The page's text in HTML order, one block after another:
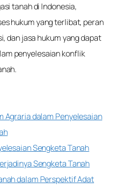
tanah di Indonesia,
hukum yang terlibat, peran
dan jasa hukum yang dapat
penyelesaian konflik
Agraria dalam Penyelesaian
Sengketa Tanah
Sengketa Tanah
dalam Perspektif Adat